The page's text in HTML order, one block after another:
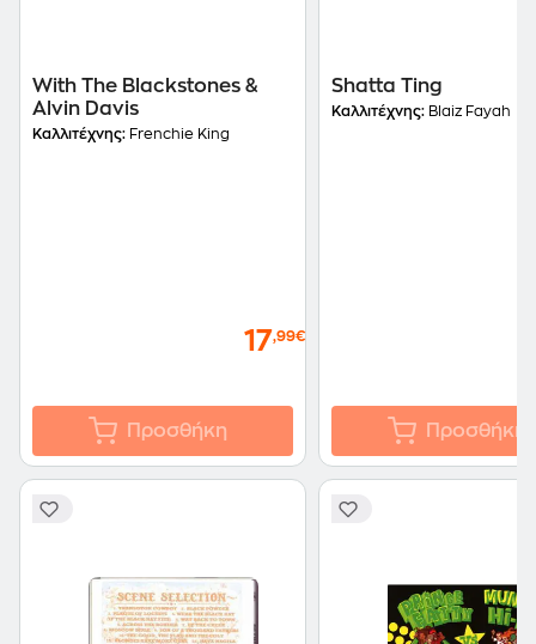
With The Blackstones &
Alvin Davis
Καλλιτέχνης: Frenchie King
17,99€
Προσθήκη
Shatta Ting
Καλλιτέχνης: Blaiz Fayah
Προσθήκη